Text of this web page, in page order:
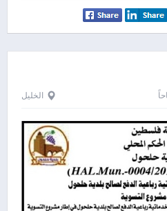
الخليل